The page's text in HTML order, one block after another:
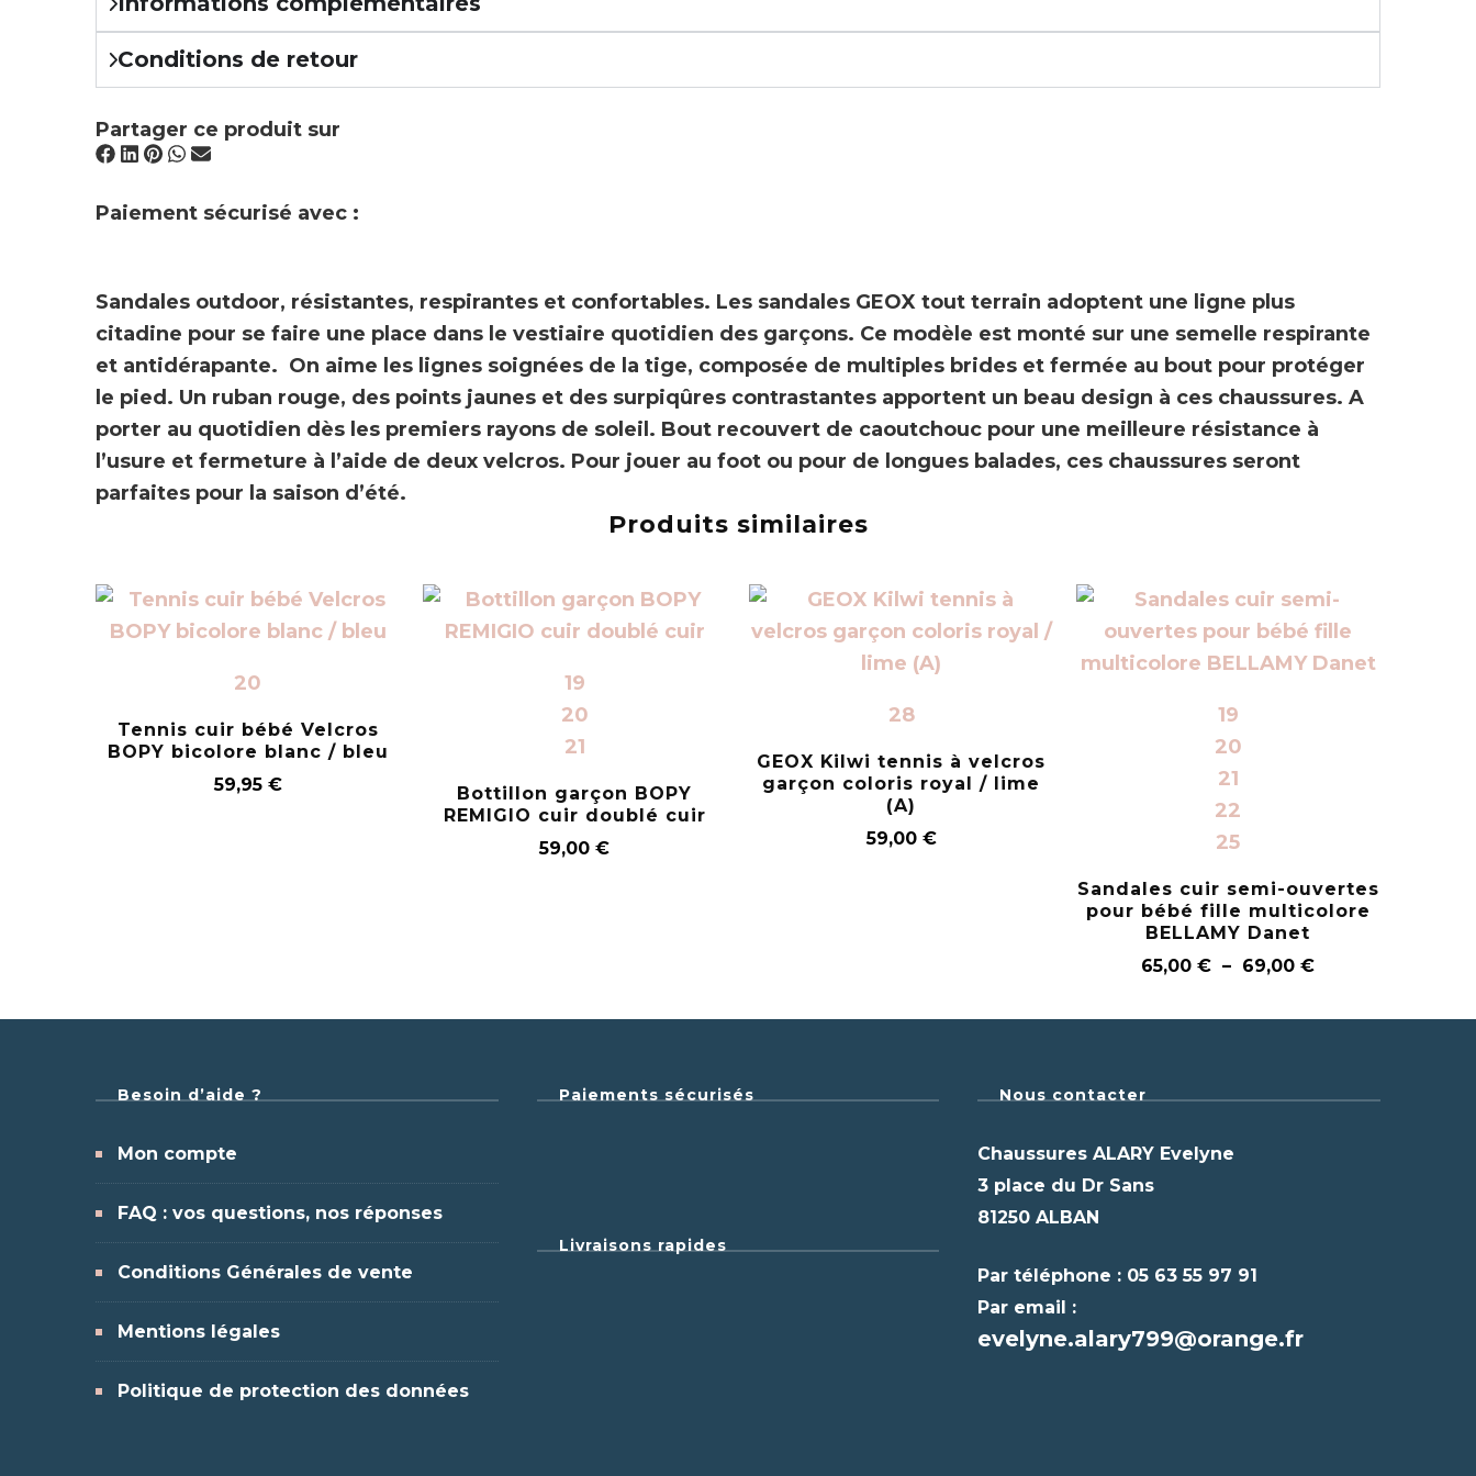
Conditions de retour
Partager ce produit sur
Paiement sécurisé avec :
Sandales outdoor, résistantes, respirantes et confortables. Les sandales GEOX tout terrain adoptent une ligne plus
citadine pour se faire une place dans le vestiaire quotidien des garçons. Ce modèle est monté sur une semelle respirante
et antidérapante. On aime les lignes soignées de la tige, composée de multiples brides et fermée au bout pour protéger
le pied. Un ruban rouge, des points jaunes et des surpiqûres contrastantes apportent un beau design à ces chaussures. A
porter au quotidien dès les premiers rayons de soleil. Bout recouvert de caoutchouc pour une meilleure résistance à
l’usure et fermeture à l’aide de deux velcros. Pour jouer au foot ou pour de longues balades, ces chaussures seront
parfaites pour la saison d’été.
Produits similaires
20
Tennis cuir bébé Velcros
BOPY bicolore blanc / bleu
59,95 €
19
20
21
Bottillon garçon BOPY
REMIGIO cuir doublé cuir
59,00€
28
GEOX Kilwi tennis à velcros
garçon coloris royal / lime
(A)
59,00 €
19
20
21
22
25
Sandales cuir semi-ouvertes
pour bébé fille multicolore
BELLAMY Danet
65,00€ – 69,00€
Besoin d’aide ?
Mon compte
FAQ : vos questions, nos réponses
Conditions Générales de vente
Mentions légales
Politique de protection des données
Paiements sécurisés
Livraisons rapides
Nous contacter
Chaussures ALARY Evelyne
3 place du Dr Sans
81250 ALBAN
Par téléphone : 05 63 55 97 91
Par email :
evelyne.alary799@orange.fr